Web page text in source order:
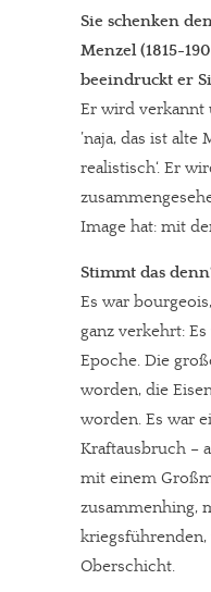
Sie schenken
Menzel (1815-
beeindruckt er
Er wird verkannt
’naja, das ist alte
realistisch‘. Er
Image hat: mit
Stimmt das
Es war
ganz verkehrt:
Epoche. Die
worden, die
worden. Es war
Kraftausbruch –
mit einem
zusammenhing,
Oberschicht.